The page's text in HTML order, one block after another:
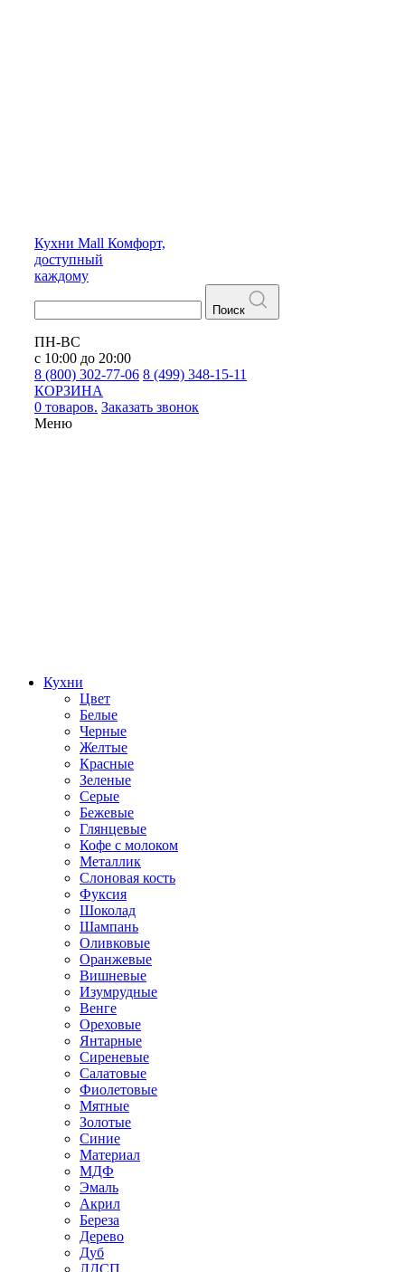
Кухни Mall Комфорт,
доступный
каждому
Поиск
ПН-ВС
с 10:00 до 20:00
8 (800) 302-77-06 8 (499) 348-15-11
КОРЗИНА
0 товаров. Заказать звонок
Меню
Кухни
Цвет
Белые
Черные
Желтые
Красные
Зеленые
Серые
Бежевые
Глянцевые
Кофе с молоком
Металлик
Слоновая кость
Фуксия
Шоколад
Шампань
Оливковые
Оранжевые
Вишневые
Изумрудные
Венге
Ореховые
Янтарные
Сиреневые
Салатовые
Фиолетовые
Мятные
Золотые
Синие
Материал
МДФ
Эмаль
Акрил
Береза
Дерево
Дуб
ЛДСП